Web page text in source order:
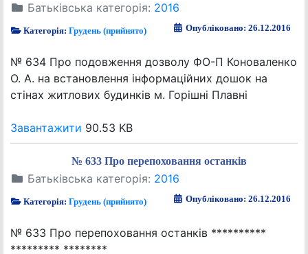
Батьківська категорія: 2016
Категорія:Грудень (прийнято) Опубліковано: 26.12.2016
№ 634 Про подовження дозволу ФО-П Коноваленко
О. А. на встановлення інформаційних дошок на
стінах житлових будинків м. Горішні Плавні
Завантажити 90.53 KB
№ 633 Про перепоховання останків
Батьківська категорія: 2016
Категорія:Грудень (прийнято) Опубліковано: 26.12.2016
№ 633 Про перепоховання останків **********
********* ********